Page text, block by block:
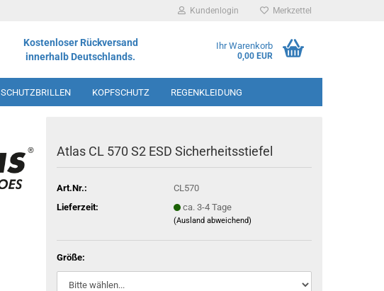
Kundenlogin Merkzettel
Kostenloser Rückversand
innerhalb Deutschlands.
Ihr Warenkorb
0,00 EUR
SCHUTZBRILLEN KOPFSCHUTZ REGENKLEIDUNG
Atlas CL 570 S2 ESD Sicherheitsstiefel
Art.Nr.:
CL570
Lieferzeit:
ca. 3-4 Tage
(Ausland abweichend)
Größe: